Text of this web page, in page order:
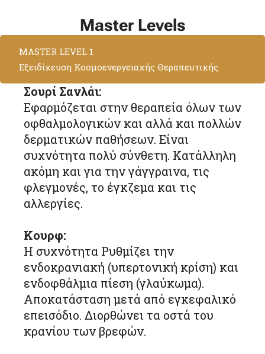
Master Levels
MASTER LEVEL 1
Εξειδίκευση Κοσμοενεργειακής Θεραπευτικής
Σουρί Σανλάι:
Εφαρμόζεται στην θεραπεία όλων των
οφθαλμολογικών και αλλά και πολλών
δερματικών παθήσεων. Είναι
συχνότητα πολύ σύνθετη. Κατάλληλη
ακόμη και για την γάγγραινα, τις
φλεγμονές, το έγκζεμα και τις
αλλεργίες.
Κουρφ:
Η συχνότητα Ρυθμίζει την
ενδοκρανιακή (υπερτονική κρίση) και
ενδοφθάλμια πίεση (γλαύκωμα).
Αποκατάσταση μετά από εγκεφαλικό
επεισόδιο. Διορθώνει τα οστά του
κρανίου των βρεφών.